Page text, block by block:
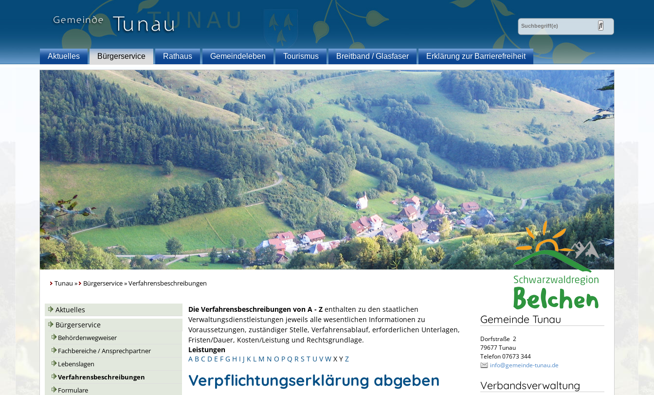
Aktuelles Bürgerservice Rathaus Gemeindeleben Tourismus Breitband / Glasfaser Erklärung zur Barrierefreiheit
Tunau » Bürgerservice»Verfahrensbeschreibungen
Aktuelles
Bürgerservice
Behördenwegweiser
Fachbereiche / Ansprechpartner
Lebenslagen
Verfahrensbeschreibungen
Formulare
Die Verfahrensbeschreibungen von A - Z enthalten zu den staatlichen
Verwaltungsdienstleistungen jeweils alle wesentlichen Informationen zu
Voraussetzungen, zuständiger Stelle, Verfahrensablauf, erforderlichen Unterlagen,
Fristen/Dauer, Kosten/Leistung und Rechtsgrundlage.
Leistungen
A B C D E F G H I J K L M N O P Q R S T U V W X Y Z
Verpflichtungserklärung abgeben
Gemeinde Tunau
Dorfstraße 2
79677 Tunau
Telefon 07673 344
info@gemeinde-tunau.de
Verbandsverwaltung